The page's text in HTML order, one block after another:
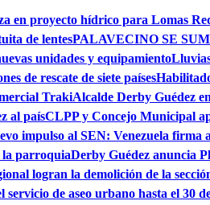
en proyecto hídrico para Lomas
de lentesPALAVECINO SE
unidades y equipamiento
de rescate de siete países
TrakiAlcalde Derby Guédez
al paísCLPP y Concejo Municipal
impulso al SEN: Venezuela firma
la parroquiaDerby Guédez anuncia
logran la demolición de la
de aseo urbano hasta el 30